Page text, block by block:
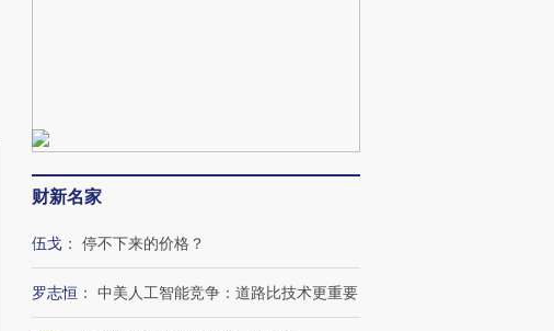
财新名家
伍戈 ： 停不下来的价格？
罗志恒 ： 中美人工智能竞争：道路比技术更重要